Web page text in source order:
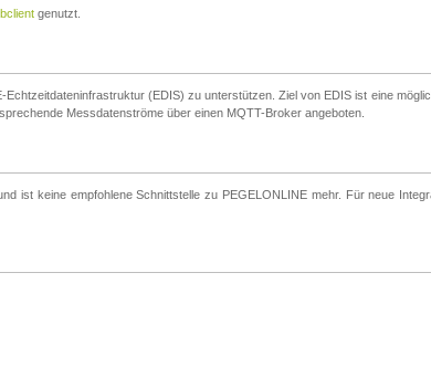
genutzt.
(EDIS) zu unterstützen. Ziel von EDIS ist eine
Messdatenströme über einen MQTT-Broker angeboten.
ist keine empfohlene Schnittstelle zu PEGELONLINE mehr. Für neue